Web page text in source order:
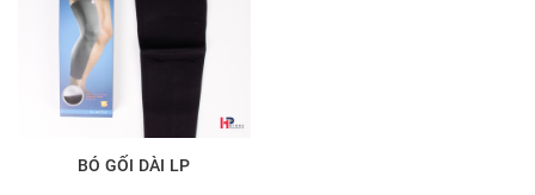
BÓ GỐI DÀI LP